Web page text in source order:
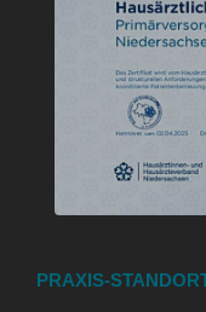
PRAXIS-